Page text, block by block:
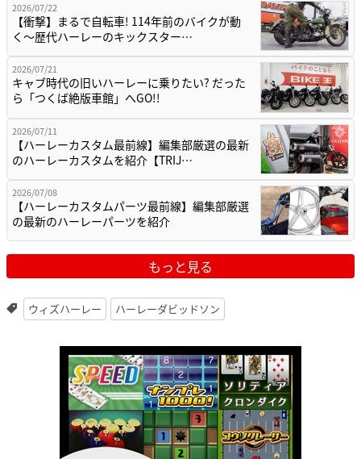
2026/07/22
【衝撃】まるで自転車! 114年前のバイクが動
く〜歴代ハーレーのキックスター…
2026/07/21
キャブ時代の旧いハーレーに乗りたい? だった
ら「つくば絶版車館」へGO!!
2026/07/11
【ハーレーカスタム最前線】編集部厳選の最新
のハーレーカスタムを紹介【TRIJ…
2026/07/08
【ハーレーカスタムパーツ最前線】編集部厳選
の最新のハーレーパーツを紹介
もっと見る
ウィズハーレー ハーレーダビッドソン